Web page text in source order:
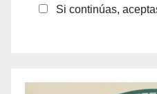
Si continúas,